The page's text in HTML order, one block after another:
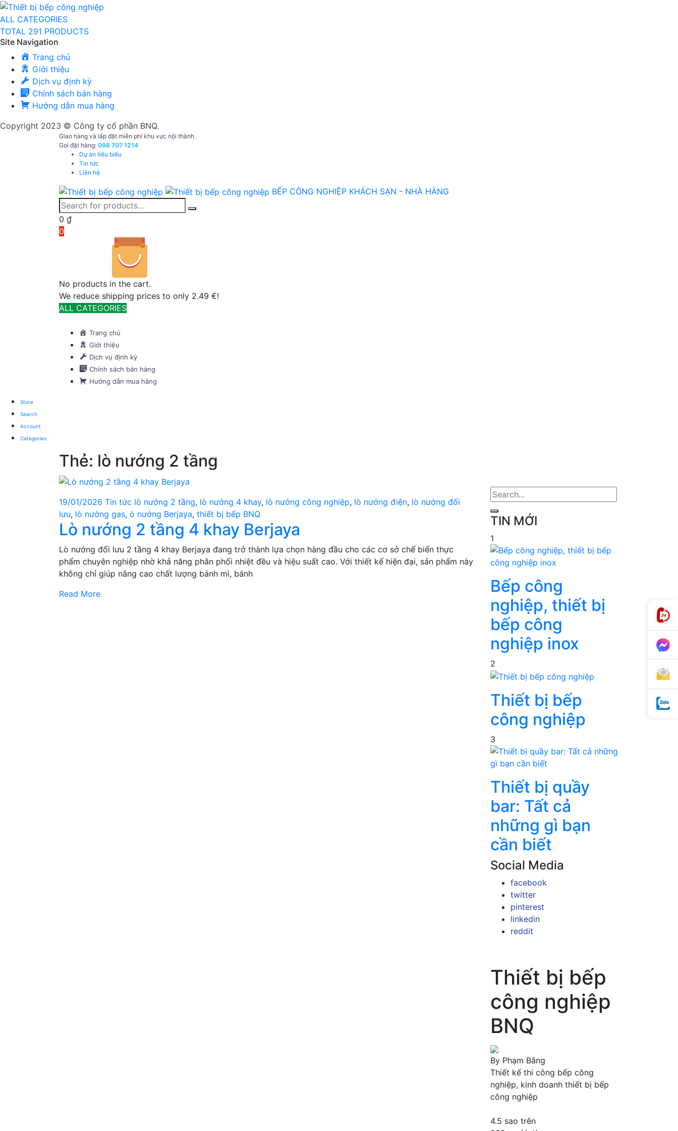
ALL CATEGORIES
TOTAL 291 PRODUCTS
Site Navigation
Trang chủ
Giới thiệu
Dịch vụ định kỳ
Chính sách bán hàng
Hướng dẫn mua hàng
Copyright 2023 © Công ty cổ phần BNQ.
Giao hàng và lắp đặt miễn phí khu vực nội thành.
Gọi đặt hàng: 098 707 1214
Dự án tiêu biểu
Tin tức
Liên hệ
BẾP CÔNG NGHIỆP KHÁCH SẠN - NHÀ HÀNG
0 ₫
0
No products in the cart.
We reduce shipping prices to only 2.49 €!
ALL CATEGORIES
Trang chủ
Giới thiệu
Dịch vụ định kỳ
Chính sách bán hàng
Hướng dẫn mua hàng
Store
Search
Account
Categories
Thẻ: lò nướng 2 tầng
19/01/2026 Tin tức lò nướng 2 tầng, lò nướng 4 khay, lò nướng công nghiệp, lò nướng điện, lò nướng đối
lưu, lò nướng gas, ò nướng Berjaya, thiết bị bếp BNQ
Lò nướng 2 tầng 4 khay Berjaya
Lò nướng đối lưu 2 tầng 4 khay Berjaya đang trở thành lựa chọn hàng đầu cho các cơ sở chế biến thực
phẩm chuyên nghiệp nhờ khả năng phân phối nhiệt đều và hiệu suất cao. Với thiết kế hiện đại, sản phẩm này
không chỉ giúp nâng cao chất lượng bánh mì, bánh
Read More
TIN MỚI
1
Bếp công
nghiệp, thiết bị
bếp công
nghiệp inox
2
Thiết bị bếp
công nghiệp
3
Thiết bị quầy
bar: Tất cả
những gì bạn
cần biết
Social Media
facebook
twitter
pinterest
linkedin
reddit
Thiết bị bếp
công nghiệp
BNQ
By Phạm Bằng
Thiết kế thi công bếp công
nghiệp, kinh doanh thiết bị bếp
công nghiệp
4.5 sao trên